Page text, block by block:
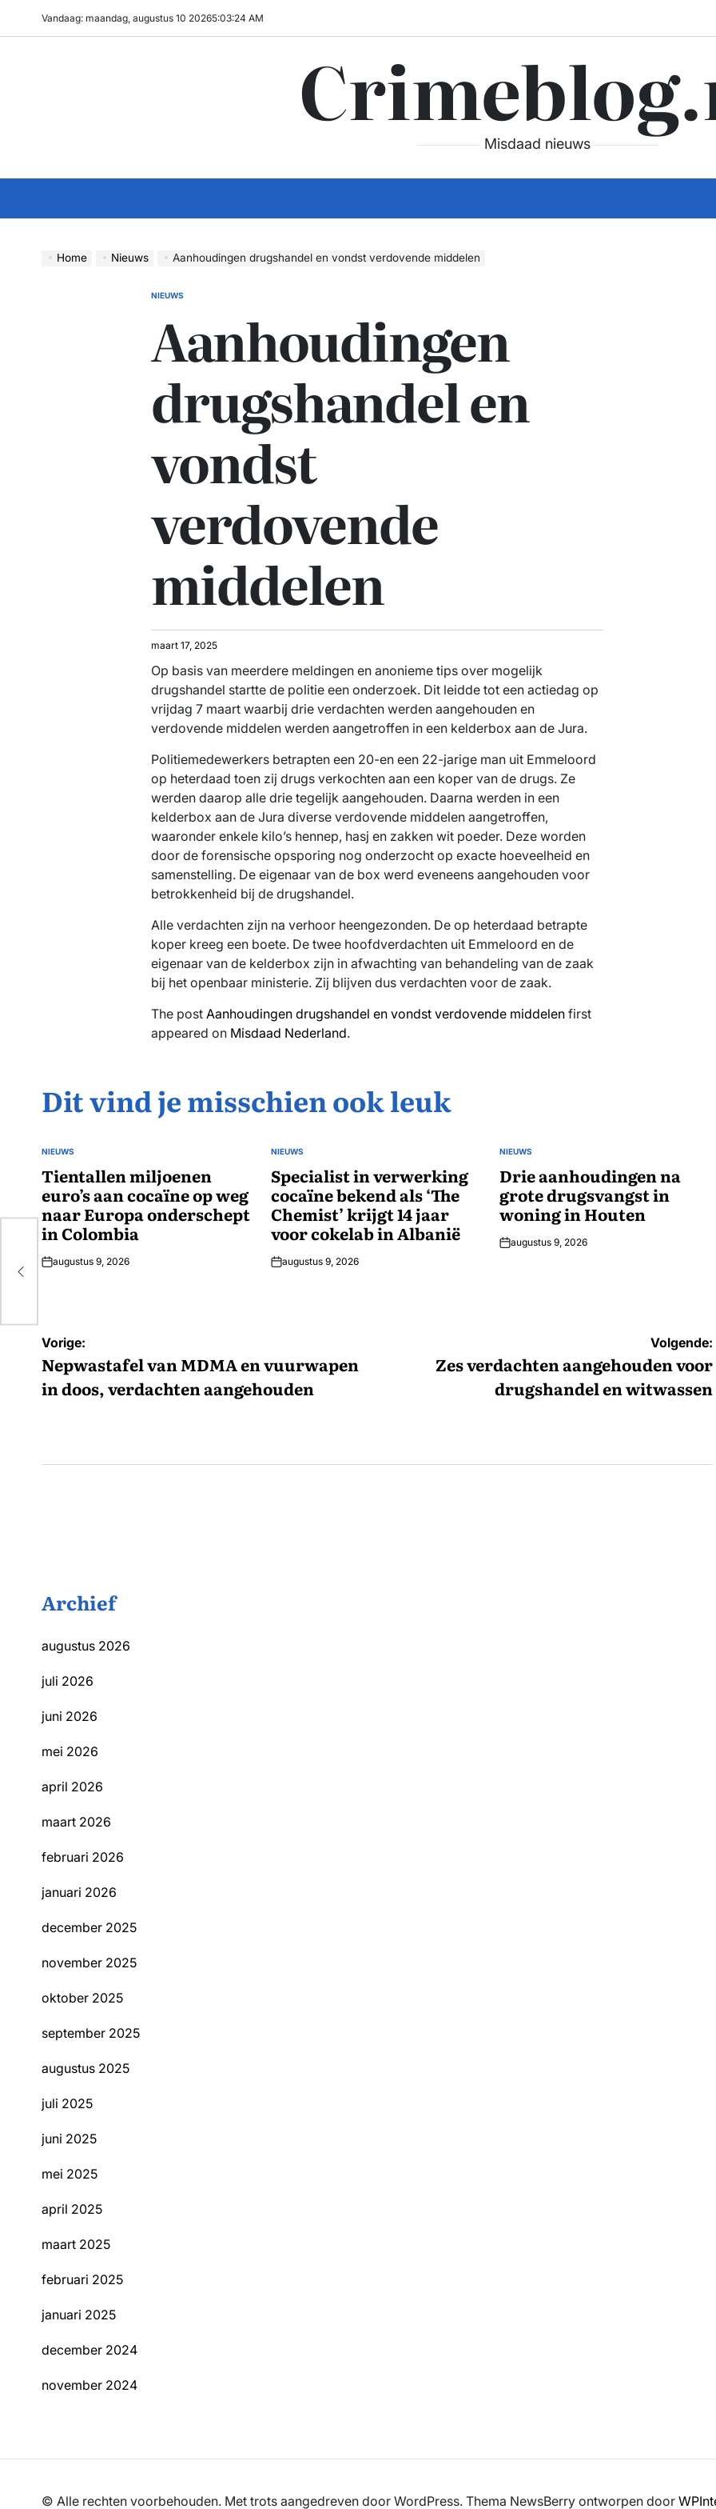
Vandaag: maandag, augustus 10 20265:03:25 AM
Misdaad nieuws
Home Nieuws Aanhoudingen drugshandel en vondst verdovende middelen
GEPLAATST
NIEUWS
Aanhoudingen
drugshandel en
vondst
verdovende
middelen
maart 17, 2025
Op basis van meerdere meldingen en anonieme tips over mogelijk
drugshandel startte de politie een onderzoek. Dit leidde tot een actiedag op
vrijdag 7 maart waarbij drie verdachten werden aangehouden en
verdovende middelen werden aangetroffen in een kelderbox aan de Jura.
Politiemedewerkers betrapten een 20-en een 22-jarige man uit Emmeloord
op heterdaad toen zij drugs verkochten aan een koper van de drugs. Ze
werden daarop alle drie tegelijk aangehouden. Daarna werden in een
kelderbox aan de Jura diverse verdovende middelen aangetroffen,
waaronder enkele kilo’s hennep, hasj en zakken wit poeder. Deze worden
door de forensische opsporing nog onderzocht op exacte hoeveelheid en
samenstelling. De eigenaar van de box werd eveneens aangehouden voor
betrokkenheid bij de drugshandel.
Alle verdachten zijn na verhoor heengezonden. De op heterdaad betrapte
koper kreeg een boete. De twee hoofdverdachten uit Emmeloord en de
eigenaar van de kelderbox zijn in afwachting van behandeling van de zaak
bij het openbaar ministerie. Zij blijven dus verdachten voor de zaak.
The post Aanhoudingen drugshandel en vondst verdovende middelenfirst
appeared on Misdaad Nederland.
Dit vind je misschien ook leuk
GEPLAATST
NIEUWS
Tientallen miljoenen
euro’s aan cocaïne op weg
naar Europa onderschept
in Colombia
augustus 9, 2026
GEPLAATST
NIEUWS
Specialist in verwerking
cocaïne bekend als ‘The
Chemist’ krijgt 14 jaar
voor cokelab in Albanië
augustus 9, 2026
GEPLAATST
NIEUWS
Drie aanhoudingen na
grote drugsvangst in
woning in Houten
augustus 9, 2026
Bericht
navigatie
Vorige:
Nepwastafel van MDMA en vuurwapen
in doos, verdachten aangehouden
Volgende:
Zes verdachten aangehouden voor
drugshandel en witwassen
Archief
augustus 2026
juli 2026
juni 2026
mei 2026
april 2026
maart 2026
februari 2026
januari 2026
december 2025
november 2025
oktober 2025
september 2025
augustus 2025
juli 2025
juni 2025
mei 2025
april 2025
maart 2025
februari 2025
januari 2025
december 2024
november 2024
© Alle rechten voorbehouden. Met trots aangedreven door WordPress. Thema NewsBerry ontworpen door